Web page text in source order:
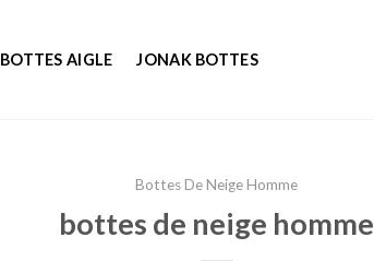
BOTTES AIGLE JONAK BOTTES
Bottes De Neige Homme
bottes de neige homme